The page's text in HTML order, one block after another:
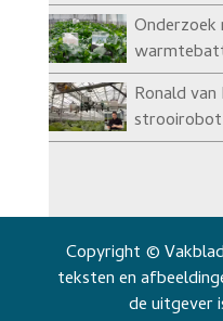
Onderzoek
Ronald
Copyright ©
teksten en
de uitgever